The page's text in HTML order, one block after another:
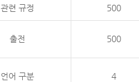
관련 규정 500
출전 500
언어 구분 4